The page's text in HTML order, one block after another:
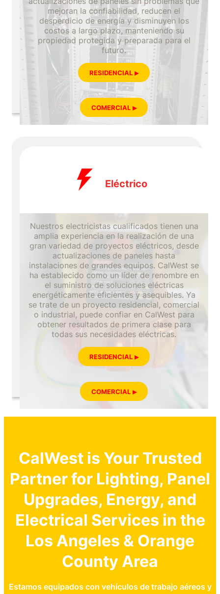
mejoran la confiabilidad, reducen el
desperdicio de energía y disminuyen los
costos a largo plazo, manteniendo su
propiedad protegida y preparada para el
futuro.
RESIDENCIAL
COMERCIAL
Eléctrico
Nuestros electricistas cualificados tienen una
amplia experiencia en la realización de una
gran variedad de proyectos eléctricos, desde
actualizaciones de paneles hasta
instalaciones de grandes equipos. CalWest se
ha establecido como un líder de renombre en
el suministro de soluciones eléctricas
energéticamente eficientes y asequibles. Ya
se trate de un proyecto residencial, comercial
o industrial, puede confiar en CalWest para
obtener resultados de primera clase para
todas sus necesidades eléctricas.
RESIDENCIAL
COMERCIAL
CalWest is Your Trusted
Partner for Lighting, Panel
Upgrades, Energy, and
Electrical Services in the
Los Angeles & Orange
County Area
Estamos equipados con vehículos de trabajo aéreos y